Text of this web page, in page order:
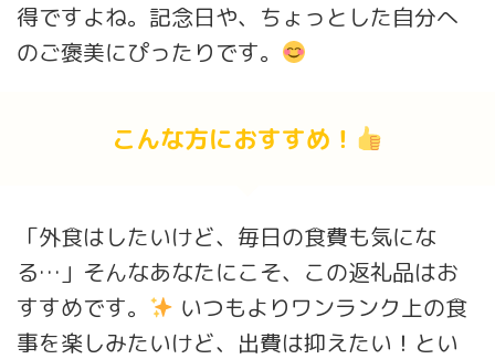
得ですよね。記念日や、ちょっとした自分へ
のご褒美にぴったりです。
こんな方におすすめ！
「外食はしたいけど、毎日の食費も気にな
る…」そんなあなたにこそ、この返礼品はお
すすめです。
いつもよりワンランク上の食
事を楽しみたいけど、出費は抑えたい！とい